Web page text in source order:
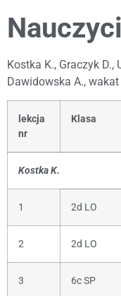
Kostka K., Graczyk D.,
Dawidowska A.,
lekcja
nr
Klasa
Kostka K.
1 2d LO
2 2d LO
3 6c SP